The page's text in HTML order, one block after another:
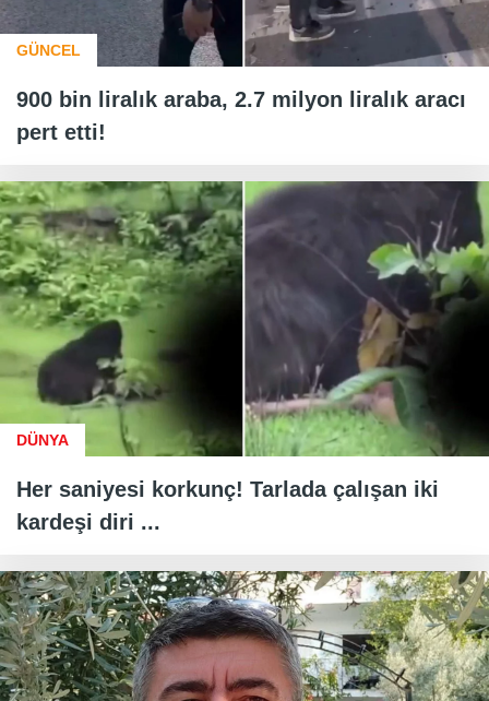
GÜNCEL
900 bin liralık araba, 2.7 milyon liralık aracı
pert etti!
DÜNYA
Her saniyesi korkunç! Tarlada çalışan iki
kardeşi diri ...